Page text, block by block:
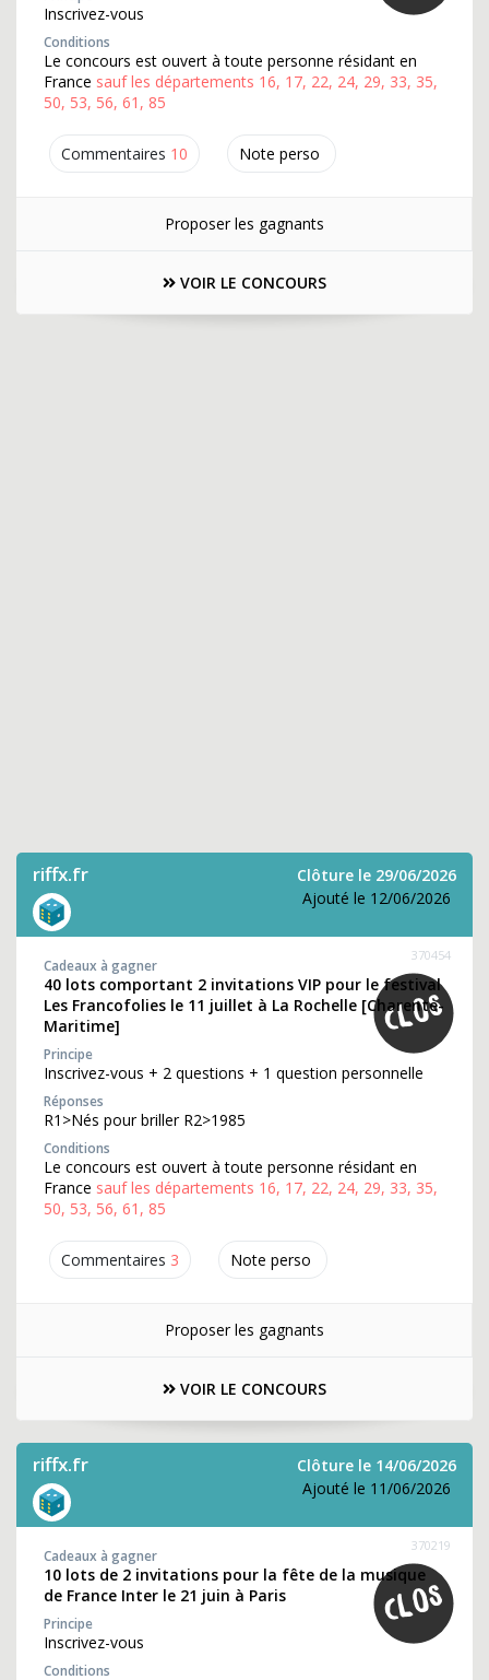
Commentaires 10 Note perso
Inscrivez-vous
Conditions
Le concours est ouvert à toute personne résidant en
France sauf les départements 16, 17, 22, 24, 29, 33, 35,
50, 53, 56, 61, 85
Proposer les gagnants
VOIR LE CONCOURS
riffx.fr
Clôture le 29/06/2026
Ajouté le 12/06/2026
Commentaires 3 Note perso
370454
Cadeaux à gagner
40 lots comportant 2 invitations VIP pour le festival
Les Francofolies le 11 juillet à La Rochelle [Charente-
Maritime]
Principe
Inscrivez-vous + 2 questions + 1 question personnelle
Réponses
R1>Nés pour briller R2>1985
Conditions
Le concours est ouvert à toute personne résidant en
France sauf les départements 16, 17, 22, 24, 29, 33, 35,
50, 53, 56, 61, 85
Proposer les gagnants
VOIR LE CONCOURS
riffx.fr
Clôture le 14/06/2026
Ajouté le 11/06/2026
370219
Cadeaux à gagner
10 lots de 2 invitations pour la fête de la musique
de France Inter le 21 juin à Paris
Principe
Inscrivez-vous
Conditions